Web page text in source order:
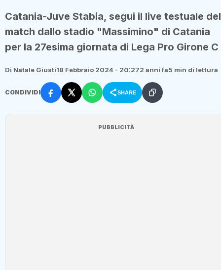
Catania-Juve Stabia, segui il live testuale del
match dallo stadio "Massimino" di Catania
per la 27esima giornata di Lega Pro Girone C
Di Natale Giusti18 Febbraio 2024 - 20:272 anni fa5 min di lettura
CONDIVIDI SHARE
PUBBLICITÀ